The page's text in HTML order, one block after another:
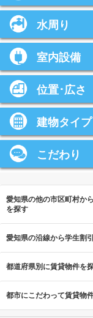
水周り
室内設備
位置･広さ
建物タイプ
こだわり
愛知県の他の市区町村か
を探す
愛知県の沿線から学生割
都道府県別に賃貸物件を
都市にこだわって賃貸物